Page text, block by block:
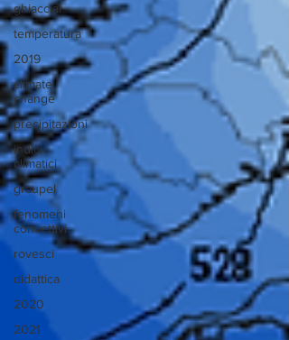
ghiacciai
temperatura
2019
climate
change
precipitazioni
indici
climatici
graupel
fenomeni
convettivi
rovesci
didattica
2020
2021